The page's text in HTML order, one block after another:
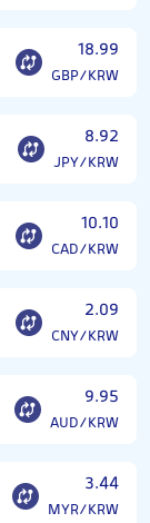
18.99
GBP/KRW
8.92
JPY/KRW
10.10
CAD/KRW
2.09
CNY/KRW
9.95
AUD/KRW
3.44
MYR/KRW